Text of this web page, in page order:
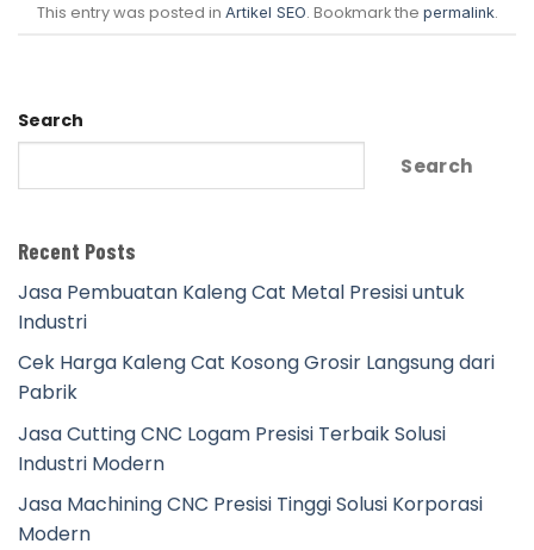
This entry was posted in Artikel SEO. Bookmark the permalink.
Search
Search
Recent Posts
Jasa Pembuatan Kaleng Cat Metal Presisi untuk
Industri
Cek Harga Kaleng Cat Kosong Grosir Langsung dari
Pabrik
Jasa Cutting CNC Logam Presisi Terbaik Solusi
Industri Modern
Jasa Machining CNC Presisi Tinggi Solusi Korporasi
Modern